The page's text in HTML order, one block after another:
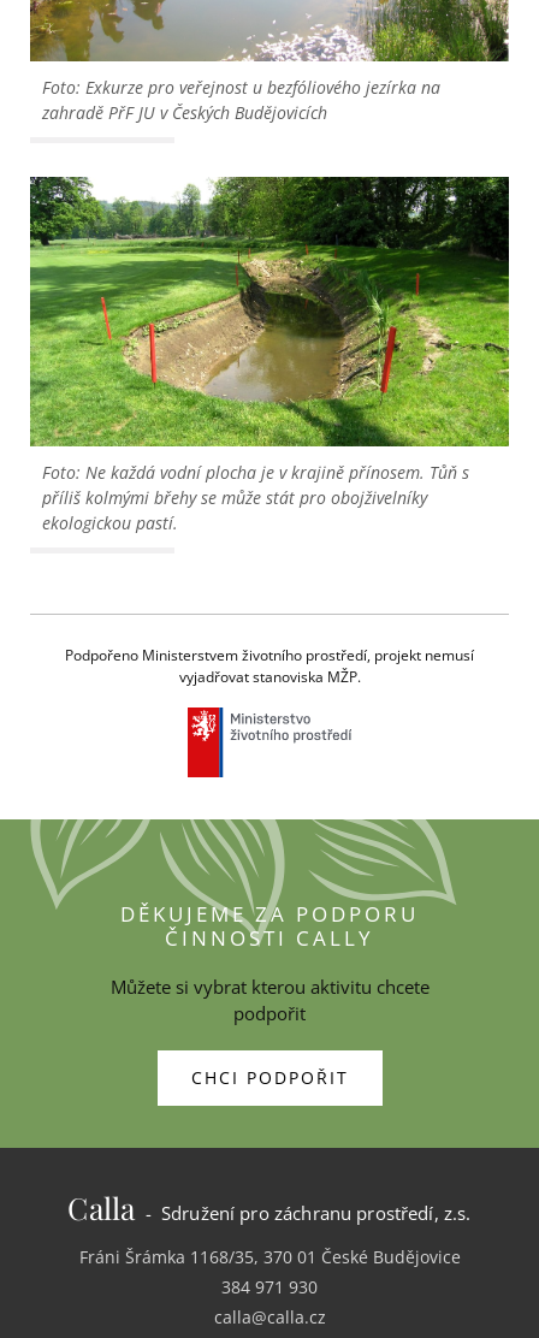
Foto: Exkurze pro veřejnost u bezfóliového jezírka na
zahradě PřF JU v Českých Budějovicích
Foto: Ne každá vodní plocha je v krajině přínosem. Tůň s
příliš kolmými břehy se může stát pro obojživelníky
ekologickou pastí.
Podpořeno Ministerstvem životního prostředí, projekt nemusí
vyjadřovat stanoviska MŽP.
DĚKUJEME ZA PODPORU
ČINNOSTI CALLY
Můžete si vybrat kterou aktivitu chcete
podpořit
CHCI PODPOŘIT
Calla - Sdružení pro záchranu prostředí, z.s.
Fráni Šrámka 1168/35, 370 01 České Budějovice
384 971 930
calla@calla.cz